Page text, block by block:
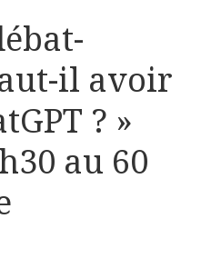
il avoir
? »
au 60